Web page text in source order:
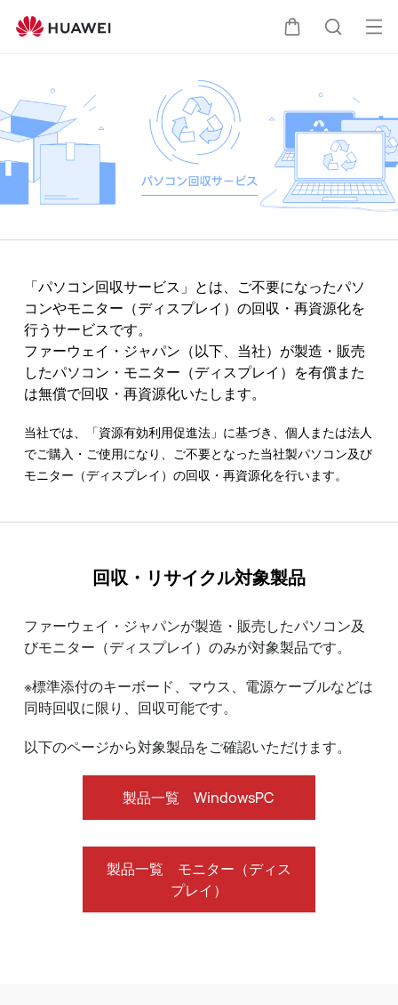
ー
ト
索
オ
ン
ニ
ュ
「パソコン回収サービス」とは、ご不要になったパソ
コンやモニター（ディスプレイ）の回収・再資源化を
行うサービスです。
ファーウェイ・ジャパン（以下、当社）が製造・販売
したパソコン・モニター（ディスプレイ）を有償また
は無償で回収・再資源化いたします。
当社では、「資源有効利用促進法」に基づき、個人または法人
でご購入・ご使用になり、ご不要となった当社製パソコン及び
モニター（ディスプレイ）の回収・再資源化を行います。
回収・リサイクル対象製品
ファーウェイ・ジャパンが製造・販売したパソコン及
びモニター（ディスプレイ）のみが対象製品です。
※標準添付のキーボード、マウス、電源ケーブルなどは
同時回収に限り、回収可能です。
以下のページから対象製品をご確認いただけます。
製品一覧 WindowsPC
製品一覧 モニター（ディス
プレイ）